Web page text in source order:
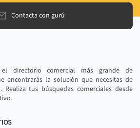
Contacta con gurú
el directorio comercial más grande de
encontrarás la solución que necesitas de
tus búsquedas comerciales desde